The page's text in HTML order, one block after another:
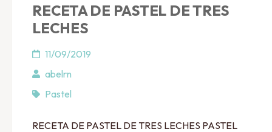
RECETA DE PASTEL DE TRES
LECHES
11/09/2019
abelrn
Pastel
RECETA DE PASTEL DE TRES LECHES PASTEL